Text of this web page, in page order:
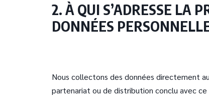
2. À QUI S’ADRESSE LA
DONNÉES
Nous collectons des données directement
partenariat ou de distribution conclu avec ce